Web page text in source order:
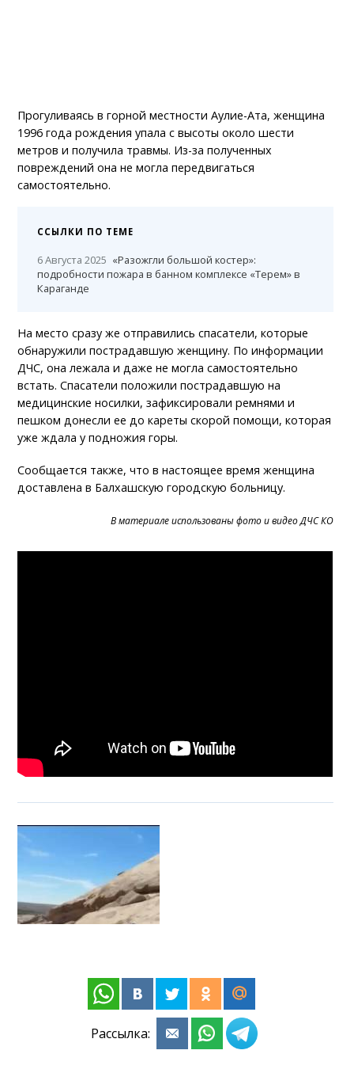
Прогуливаясь в горной местности Аулие-Ата, женщина
1996 года рождения упала с высоты около шести
метров и получила травмы. Из-за полученных
повреждений она не могла передвигаться
самостоятельно.
ССЫЛКИ ПО ТЕМЕ
6 Августа 2025 «Разожгли большой костер»:
подробности пожара в банном комплексе «Терем» в
Караганде
На место сразу же отправились спасатели, которые
обнаружили пострадавшую женщину. По информации
ДЧС, она лежала и даже не могла самостоятельно
встать. Спасатели положили пострадавшую на
медицинские носилки, зафиксировали ремнями и
пешком донесли ее до кареты скорой помощи, которая
уже ждала у подножия горы.
Сообщается также, что в настоящее время женщина
доставлена в Балхашскую городскую больницу.
В материале использованы фото и видео ДЧС КО
Рассылка: